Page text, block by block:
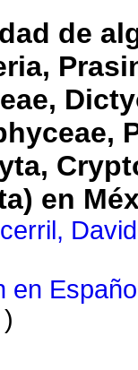
de
en
en
)